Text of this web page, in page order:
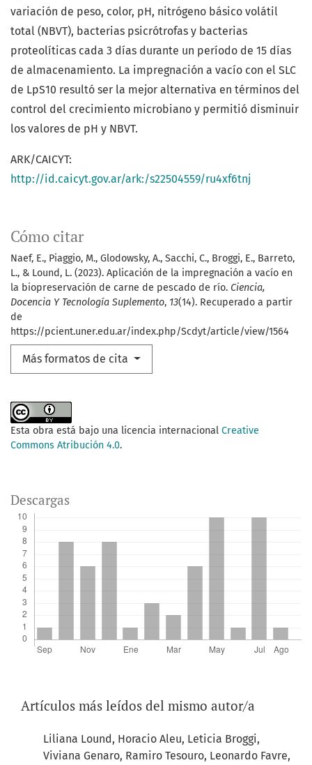
Cómo citar
Naef, E., Piaggio, M., Glodowsky, A., Sacchi, C., Broggi, E., Barreto,
L., & Lound, L. (2023). Aplicación de la impregnación a vacío en
la biopreservación de carne de pescado de río. Ciencia,
Docencia Y Tecnología Suplemento, 13(14). Recuperado a partir
de
https://pcient.uner.edu.ar/index.php/Scdyt/article/view/1564
Más formatos de cita
variación de peso, color, pH, nitrógeno básico volátil
total (NBVT), bacterias psicrótrofas y bacterias
proteolíticas cada 3 días durante un período de 15 días
de almacenamiento. La impregnación a vacío con el SLC
de LpS10 resultó ser la mejor alternativa en términos del
control del crecimiento microbiano y permitió disminuir
los valores de pH y NBVT.
ARK/CAICYT:
http://id.caicyt.gov.ar/ark:/s22504559/ru4xf6tnj
Esta obra está bajo una licencia internacional Creative
Commons Atribución 4.0.
Descargas
Artículos más leídos del mismo autor/a
Liliana Lound, Horacio Aleu, Leticia Broggi,
Viviana Genaro, Ramiro Tesouro, Leonardo Favre,